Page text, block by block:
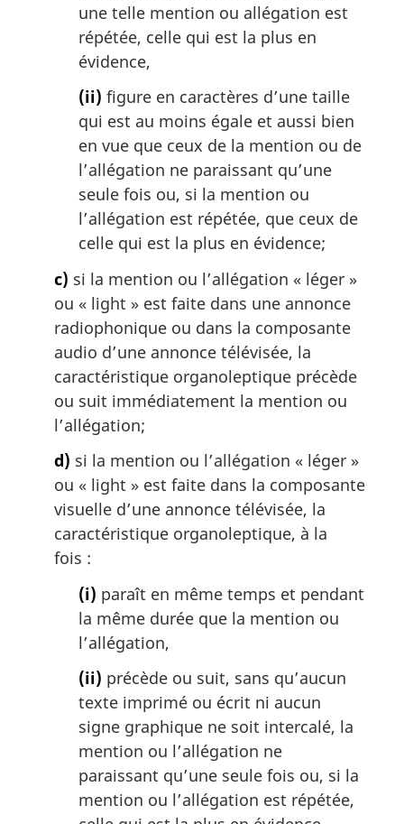
une telle mention ou allégation est
répétée, celle qui est la plus en
évidence,
(ii) figure en caractères d’une taille
qui est au moins égale et aussi bien
en vue que ceux de la mention ou de
l’allégation ne paraissant qu’une
seule fois ou, si la mention ou
l’allégation est répétée, que ceux de
celle qui est la plus en évidence;
c) si la mention ou l’allégation « léger »
ou « light » est faite dans une annonce
radiophonique ou dans la composante
audio d’une annonce télévisée, la
caractéristique organoleptique précède
ou suit immédiatement la mention ou
l’allégation;
d) si la mention ou l’allégation « léger »
ou « light » est faite dans la composante
visuelle d’une annonce télévisée, la
caractéristique organoleptique, à la
fois :
(i) paraît en même temps et pendant
la même durée que la mention ou
l’allégation,
(ii) précède ou suit, sans qu’aucun
texte imprimé ou écrit ni aucun
signe graphique ne soit intercalé, la
mention ou l’allégation ne
paraissant qu’une seule fois ou, si la
mention ou l’allégation est répétée,